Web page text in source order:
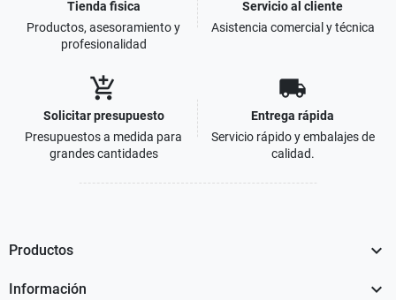
Tienda fisica
Productos, asesoramiento y
profesionalidad
Servicio al cliente
Asistencia comercial y técnica
add_shopping_cart
Solicitar presupuesto
Presupuestos a medida para
grandes cantidades
local_shipping
Entrega rápida
Servicio rápido y embalajes de
calidad.
Productos 
Información 